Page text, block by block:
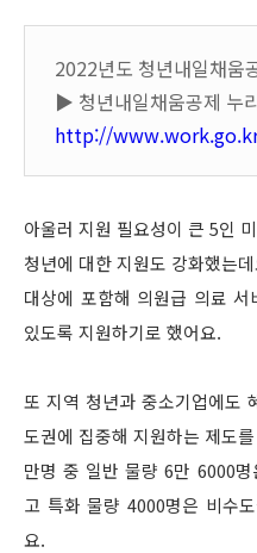
2022년도 청년내일채움
▶ 청년내일채움공제 누
http://
아울러 지원 필요성이 큰 5인
청년에 대한 지원도 강화했는
대상에 포함해 의원급 의료
있도록 지원하기로 했어요.
또 지역 청년과 중소기업에도
도권에 집중해 지원하는 제도
만명 중 일반 물량 6만 6000
고 특화 물량 4000명은 비수
요.